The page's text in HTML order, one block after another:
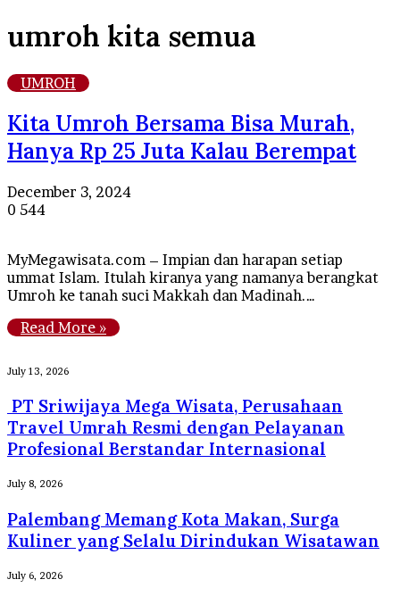
umroh kita semua
UMROH
Kita Umroh Bersama Bisa Murah,
Hanya Rp 25 Juta Kalau Berempat
December 3, 2024
0 544
MyMegawisata.com – Impian dan harapan setiap
ummat Islam. Itulah kiranya yang namanya berangkat
Umroh ke tanah suci Makkah dan Madinah.…
Read More »
PT
Mega
Wisata,
Perusahaan
Travel
Umrah
dengan
Pelayanan
Profesional
Berstandar
Internasional
July 13, 2026
PT Sriwijaya Mega Wisata, Perusahaan
Travel Umrah Resmi dengan Pelayanan
Profesional Berstandar Internasional
Palembang
Kota
Makan,
Kuliner
July 8, 2026
Palembang Memang Kota Makan, Surga
Kuliner yang Selalu Dirindukan Wisatawan
Tips
July 6, 2026